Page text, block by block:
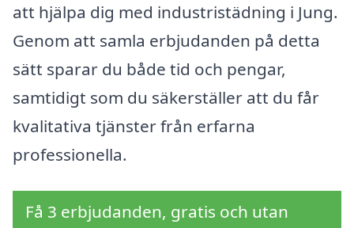
att hjälpa dig med industristädning i Jung.
Genom att samla erbjudanden på detta
sätt sparar du både tid och pengar,
samtidigt som du säkerställer att du får
kvalitativa tjänster från erfarna
professionella.
Få 3 erbjudanden, gratis och utan